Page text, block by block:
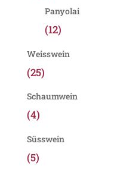
Panyolai
(12)
Weisswein
(25)
Schaumwein
(4)
Süsswein
(5)